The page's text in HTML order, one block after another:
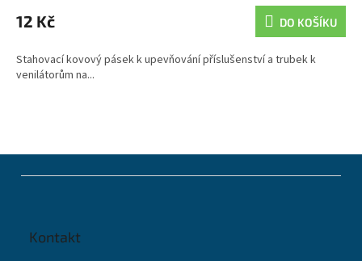
12 Kč DO KOŠÍKU
Stahovací kovový pásek k upevňování příslušenství a trubek k
venilátorům na...
Kontakt